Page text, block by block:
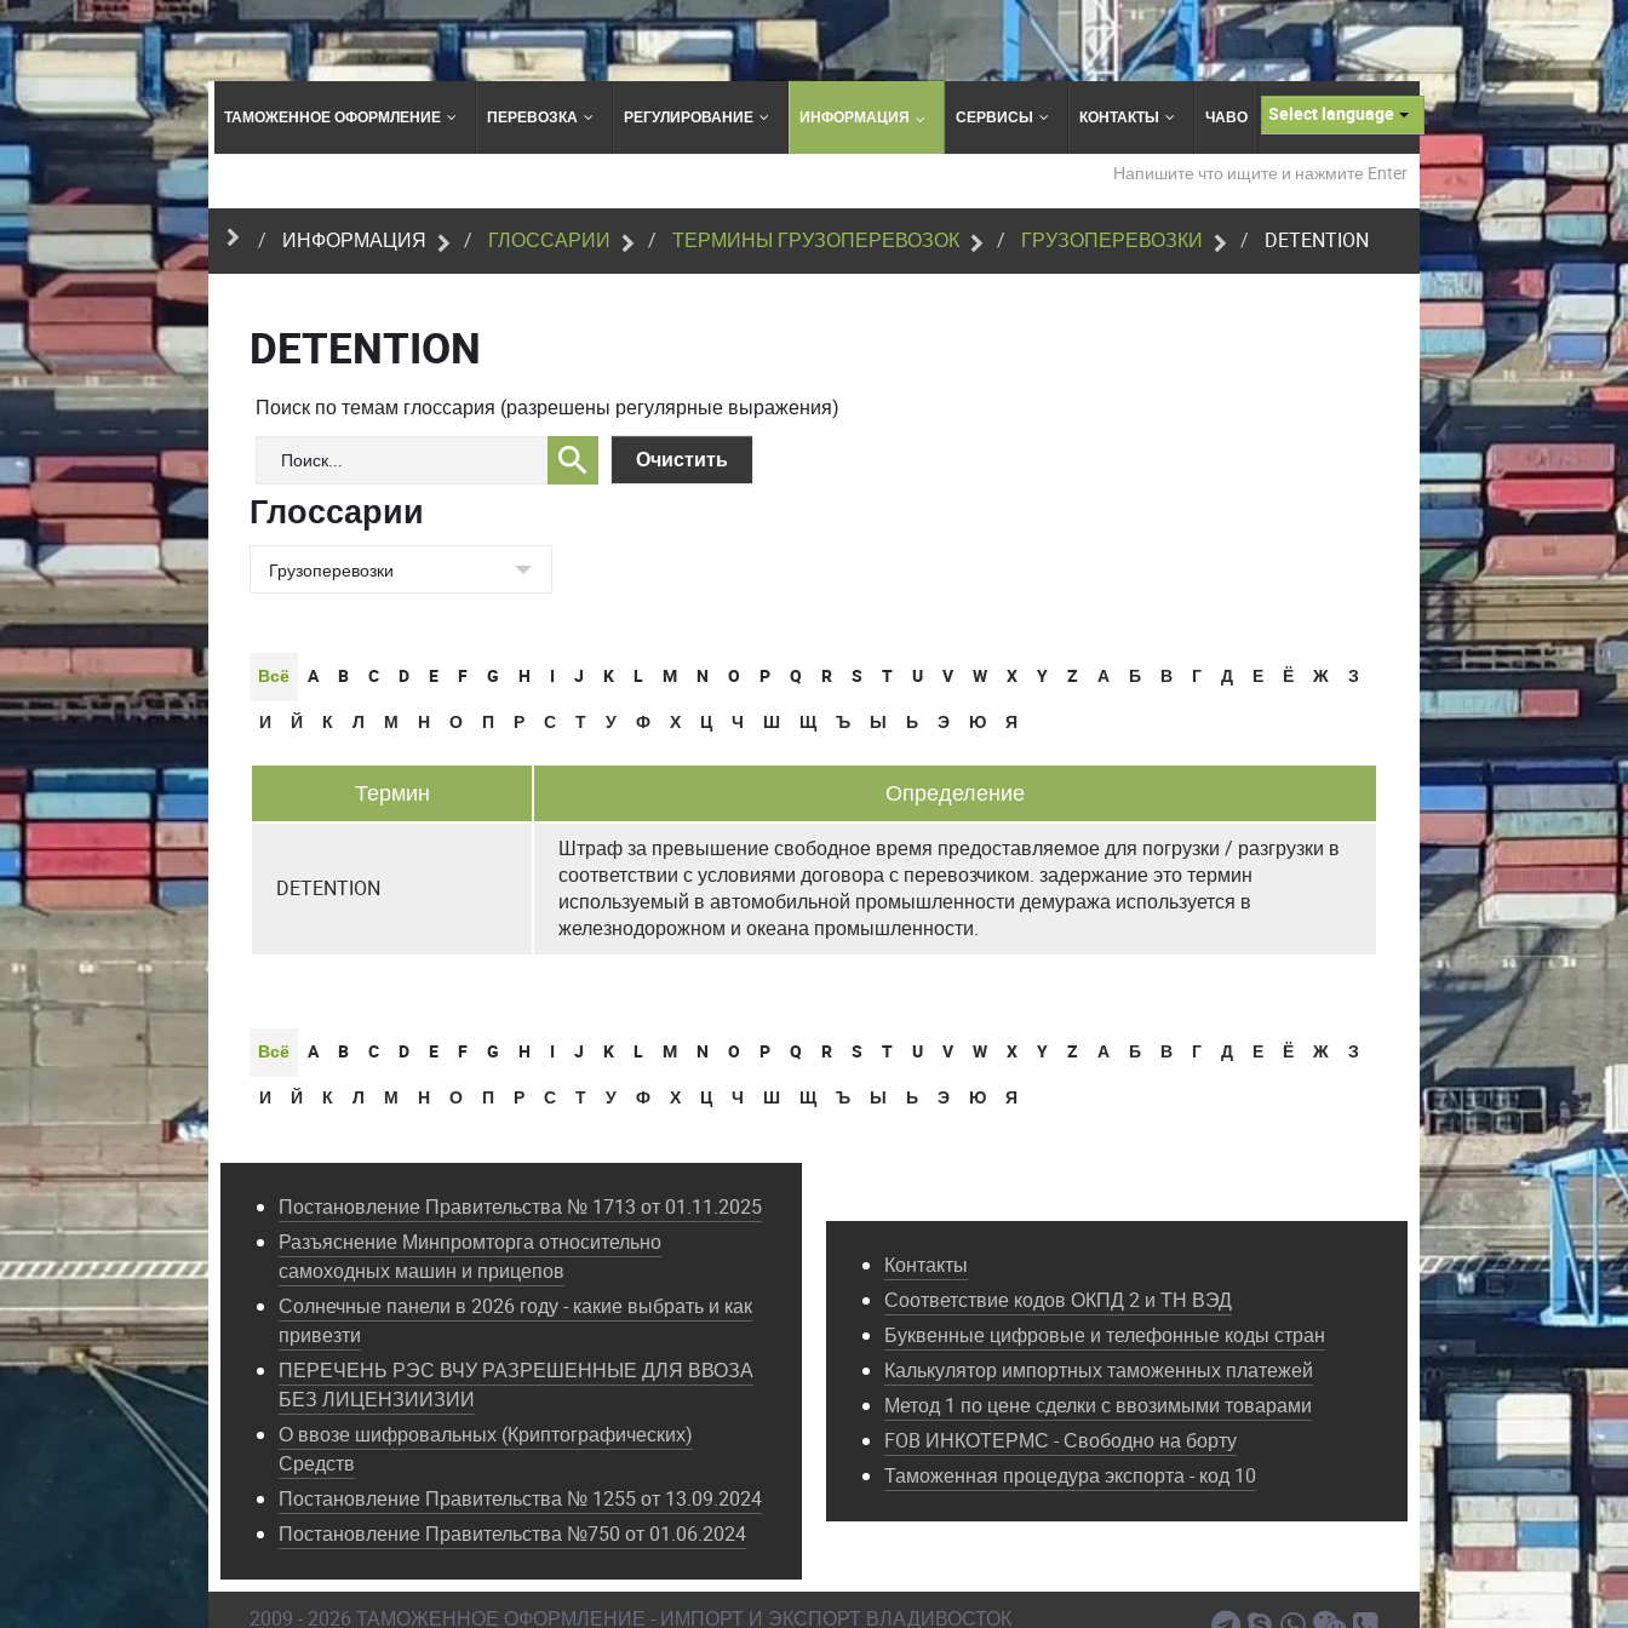
ТАМОЖЕННОЕ ОФОРМЛЕНИЕ ПЕРЕВОЗКА РЕГУЛИРОВАНИЕ ИНФОРМАЦИЯ СЕРВИСЫ КОНТАКТЫ ЧАВО Select language
сайту
ИНФОРМАЦИЯ ГЛОССАРИИ ТЕРМИНЫ ГРУЗОПЕРЕВОЗОК ГРУЗОПЕРЕВОЗКИ DETENTION
DETENTION
Поиск по темам глоссария (разрешены регулярные выражения)
Глоссарии
Всё A B C D E F G H I J K L M N O P Q R S T U V W X Y Z А Б В Г Д Е Ё Ж
З
И
Й К Л М Н О П Р С Т У Ф Х Ц Ч Ш Щ Ъ Ы Ь Э Ю Я
Термин Определение
DETENTION
Штраф за превышение свободное время предоставляемое для погрузки / разгрузки в
соответствии с условиями договора с перевозчиком. задержание это термин
используемый в автомобильной промышленности демуража используется в
железнодорожном и океана промышленности.
Всё A B C D E F G H I J K L M N O P Q R S T U V W X Y Z А Б В Г Д Е Ё Ж
З
И
Й К Л М Н О П Р С Т У Ф Х Ц Ч Ш Щ Ъ Ы Ь Э Ю Я
Постановление Правительства № 1713 от 01.11.2025
Разъяснение Минпромторга относительно
самоходных машин и прицепов
Солнечные панели в 2026 году - какие выбрать и как
привезти
ПЕРЕЧЕНЬ РЭС ВЧУ РАЗРЕШЕННЫЕ ДЛЯ ВВОЗА
БЕЗ ЛИЦЕНЗИИЗИИ
О ввозе шифровальных (Криптографических)
Средств
Постановление Правительства № 1255 от 13.09.2024
Постановление Правительства №750 от 01.06.2024
Контакты
Соответствие кодов ОКПД 2 и ТН ВЭД
Буквенные цифровые и телефонные коды стран
Калькулятор импортных таможенных платежей
Метод 1 по цене сделки с ввозимыми товарами
FOB ИНКОТЕРМС - Свободно на борту
Таможенная процедура экспорта - код 10
2009 - 2026 ТАМОЖЕННОЕ ОФОРМЛЕНИЕ - ИМПОРТ И ЭКСПОРТ ВЛАДИВОСТОК